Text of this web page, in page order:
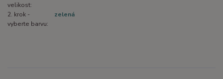
velikost:
2. krok -
vyberte barvu:
zelená